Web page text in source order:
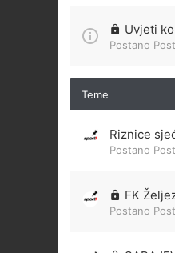
Uvjeti
Postano
Teme
Riznice
Postano
FK
Postano